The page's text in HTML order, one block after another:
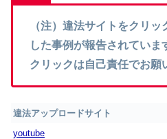
（注）違法サイトをクリ
した事例が報告されていま
クリックは自己責任でお願
違法アップロードサイト
youtube